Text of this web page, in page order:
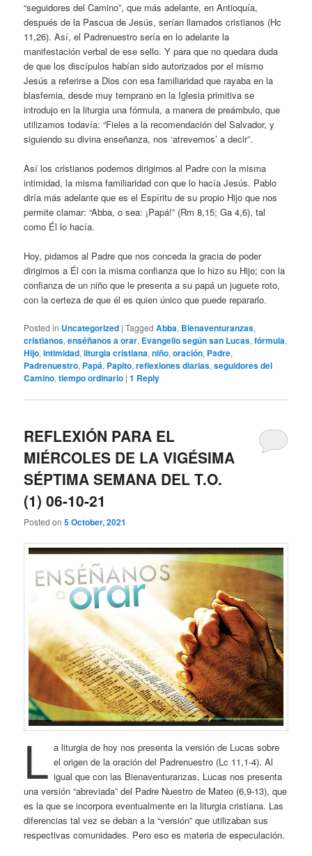
“seguidores del Camino”, que más adelante, en Antioquía,
después de la Pascua de Jesús, serían llamados cristianos (Hc
11,26). Así, el Padrenuestro sería en lo adelante la
manifestación verbal de ese sello. Y para que no quedara duda
de que los discípulos habían sido autorizados por el mismo
Jesús a referirse a Dios con esa familiaridad que rayaba en la
blasfemia, desde muy temprano en la Iglesia primitiva se
introdujo en la liturgia una fórmula, a manera de preámbulo, que
utilizamos todavía: “Fieles a la recomendación del Salvador, y
siguiendo su divina enseñanza, nos ‘atrevemos’ a decir”.
Así los cristianos podemos dirigirnos al Padre con la misma
intimidad, la misma familiaridad con que lo hacía Jesús. Pablo
diría más adelante que es el Espíritu de su propio Hijo que nos
permite clamar: “Abba, o sea: ¡Papá!” (Rm 8,15; Ga 4,6), tal
como Él lo hacía.
Hoy, pidamos al Padre que nos conceda la gracia de poder
dirigirnos a Él con la misma confianza que lo hizo su Hijo; con la
confianza de un niño que le presenta a su papá un juguete roto,
con la certeza de que él es quien único que puede repararlo.
Posted in Uncategorized |Tagged Abba, Bienaventuranzas,
cristianos,enséñanos a orar, Evangelio según san Lucas,fórmula,
Hijo,intimidad,liturgia cristiana,niño,oración, Padre,
Padrenuestro, Papá, Papito,reflexiones diarias,seguidores del
Camino,tiempo ordinario |1 Reply
REFLEXIÓN PARA EL
MIÉRCOLES DE LA VIGÉSIMA
SÉPTIMA SEMANA DEL T.O.
(1) 06-10-21
Posted on5 October, 2021
L a liturgia de hoy nos presenta la versión de Lucas sobre
el origen de la oración del Padrenuestro (Lc 11,1-4). Al
igual que con las Bienaventuranzas, Lucas nos presenta
una versión “abreviada” del Padre Nuestro de Mateo (6,9-13), que
es la que se incorpora eventualmente en la liturgia cristiana. Las
diferencias tal vez se deban a la “versión” que utilizaban sus
respectivas comunidades. Pero eso es materia de especulación.